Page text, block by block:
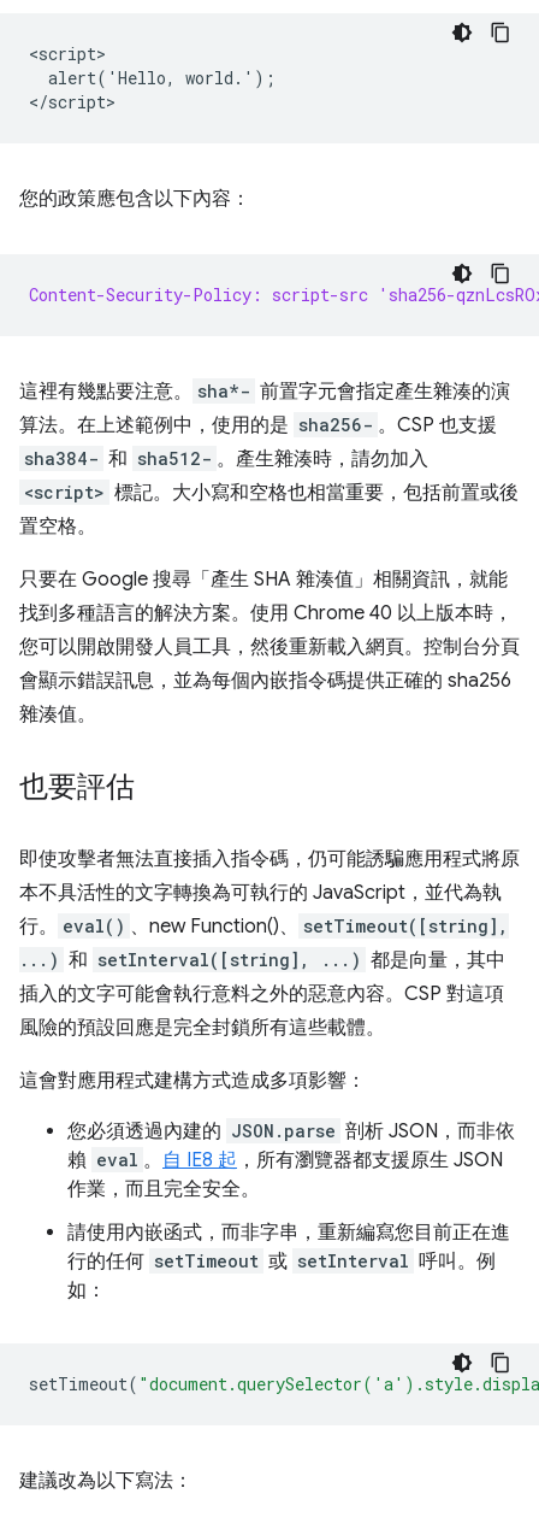
<script>
  alert('Hello, world.');
您的政策應包含以下內容：
Content-Security-Policy: script-src 'sha256-
這裡有幾點要注意。 sha*- 前置字元會指定產生雜湊的演
算法。在上述範例中，使用的是 sha256- 。CSP 也支援
sha384- 和 sha512- 。產生雜湊時，請勿加入
<script> 標記。大小寫和空格也相當重要，包括前置或後
置空格。
只要在 Google 搜尋「產生 SHA 雜湊值」相關資訊，就能
找到多種語言的解決方案。使用 Chrome 40 以上版本時，
您可以開啟開發人員工具，然後重新載入網頁。控制台分頁
會顯示錯誤訊息，並為每個內嵌指令碼提供正確的 sha256
雜湊值。
也要評估
即使攻擊者無法直接插入指令碼，仍可能誘騙應用程式將原
本不具活性的文字轉換為可執行的 JavaScript，並代為執
行。
eval() 、new Function()、
setTimeout([string],
...) 和 setInterval([string], ...) 都是向量，其中
插入的文字可能會執行意料之外的惡意內容。CSP 對這項
風險的預設回應是完全封鎖所有這些載體。
這會對應用程式建構方式造成多項影響：
您必須透過內建的 JSON.parse 剖析 JSON，而非依
賴 eval 。 自 IE8 起 ，所有瀏覽器都支援原生 JSON
作業，而且完全安全。
請使用內嵌函式，而非字串，重新編寫您目前正在進
行的任何 setTimeout 或 setInterval 呼叫。例
如：
setTimeout(
建議改為以下寫法：